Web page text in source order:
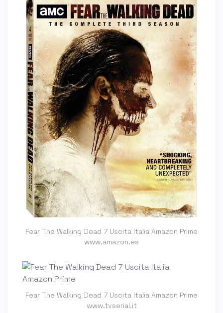
Fear The Walking Dead 7 Uscita Italia Amazon Prime
www.amazon.es
Fear The Walking Dead 7 Uscita Italia Amazon Prime
www.tvserial.it